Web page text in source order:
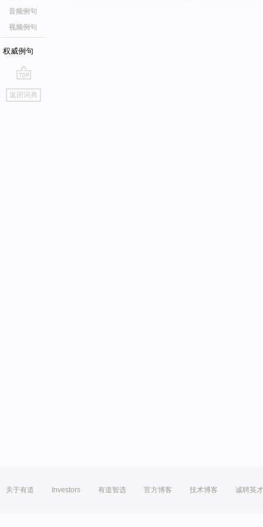
音频例句
视频例句
权威例句
go
top
返回词典
关于有道 Investors 有道智选 官方博客 技术博客 诚聘英才